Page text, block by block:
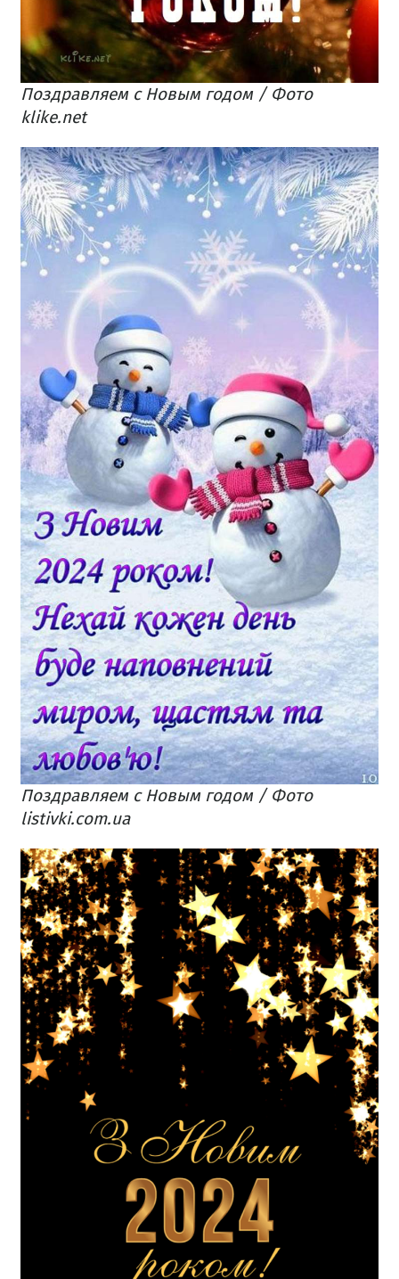
Поздравляем с Новым годом / Фото
klike.net
Поздравляем с Новым годом / Фото
listivki.com.ua